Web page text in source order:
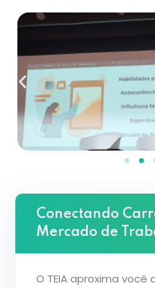
Conectando
Mercado de
O TEIA aproxima